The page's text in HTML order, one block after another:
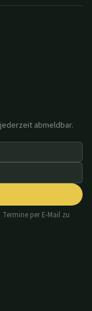
abmeldbar.
per E-Mail zu